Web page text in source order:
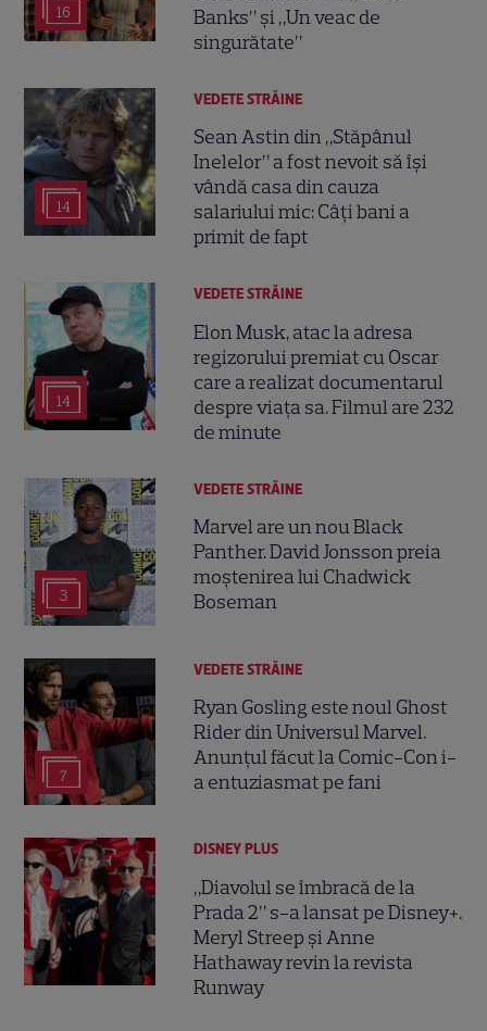
16
Banks” și „Un veac de
singurătate”
14
VEDETE STRĂINE
Sean Astin din „Stăpânul
Inelelor” a fost nevoit să își
vândă casa din cauza
salariului mic: Câți bani a
primit de fapt
14
VEDETE STRĂINE
Elon Musk, atac la adresa
regizorului premiat cu Oscar
care a realizat documentarul
despre viața sa. Filmul are 232
de minute
3
VEDETE STRĂINE
Marvel are un nou Black
Panther. David Jonsson preia
moștenirea lui Chadwick
Boseman
7
VEDETE STRĂINE
Ryan Gosling este noul Ghost
Rider din Universul Marvel.
Anunțul făcut la Comic-Con i-
a entuziasmat pe fani
DISNEY PLUS
„Diavolul se îmbracă de la
Prada 2” s-a lansat pe Disney+.
Meryl Streep și Anne
Hathaway revin la revista
Runway